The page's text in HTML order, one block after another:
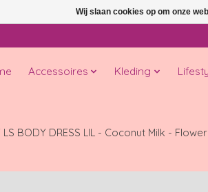
Accessoires Kleding
LS BODY DRESS LIL - Coconut Milk - Flower
Wij slaan cookies op om onze